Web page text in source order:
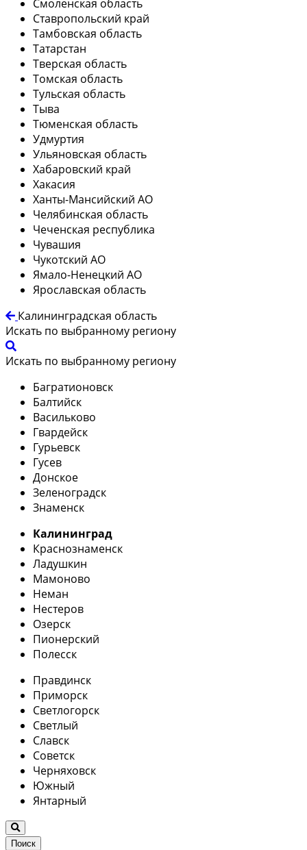
Смоленская область
Ставропольский край
Тамбовская область
Татарстан
Тверская область
Томская область
Тульская область
Тыва
Тюменская область
Удмуртия
Ульяновская область
Хабаровский край
Хакасия
Ханты-Мансийский АО
Челябинская область
Чеченская республика
Чувашия
Чукотский АО
Ямало-Ненецкий АО
Ярославская область
Калининградская область
Искать по выбранному региону
Искать по выбранному региону
Багратионовск
Балтийск
Васильково
Гвардейск
Гурьевск
Гусев
Донское
Зеленоградск
Знаменск
Калининград
Краснознаменск
Ладушкин
Мамоново
Неман
Нестеров
Озерск
Пионерский
Полесск
Правдинск
Приморск
Светлогорск
Светлый
Славск
Советск
Черняховск
Южный
Янтарный
Поиск